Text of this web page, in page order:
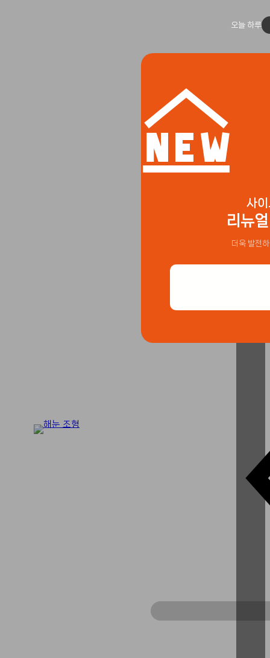
오늘 하루
사
리뉴
더욱 발전